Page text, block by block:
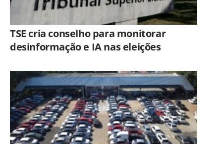
TSE cria conselho para monitorar
desinformação e IA nas eleições